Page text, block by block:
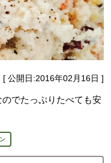
[ 公開日:2016年02月16日 ]
でたっぷりたべても安